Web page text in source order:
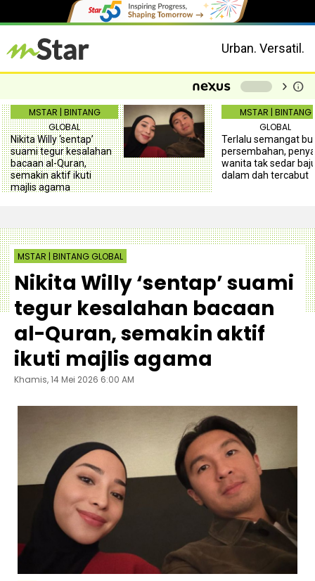
Urban. Versatil.
- chevron_right info
MSTAR | BINTANG
GLOBAL
Nikita Willy ‘sentap’
suami tegur kesalahan
bacaan al-Quran,
semakin aktif ikuti
majlis agama
MSTAR | BINTANG
GLOBAL
Terlalu semangat
persembahan,
wanita tak sedar
dalam dah tercabut
MSTAR | BINTANG GLOBAL
Nikita Willy ‘sentap’ suami
tegur kesalahan bacaan
al-Quran, semakin aktif
ikuti majlis agama
Khamis, 14 Mei 2026 6:00 AM